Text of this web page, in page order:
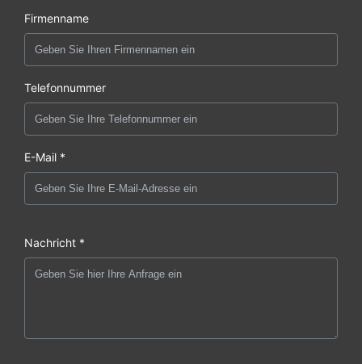
Firmenname
Telefonnummer
E-Mail *
Nachricht *